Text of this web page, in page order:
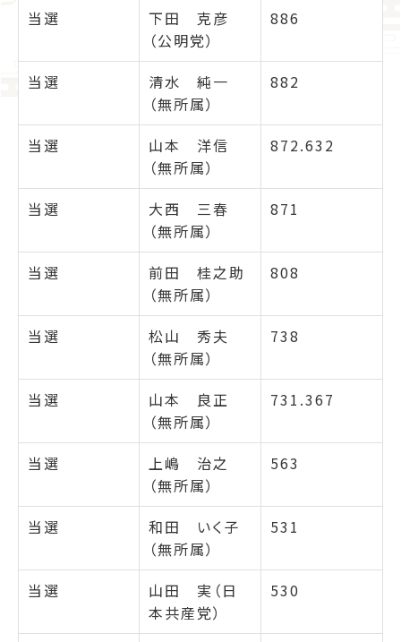
当選
下田 克彦
（公明党）
886
当選
清水 純一
（無所属）
882
当選
山本 洋信
（無所属）
872.632
当選
大西 三春
（無所属）
871
当選
前田 桂之助
（無所属）
808
当選
松山 秀夫
（無所属）
738
当選
山本 良正
（無所属）
731.367
当選
上嶋 治之
（無所属）
563
当選
和田 いく子
（無所属）
531
当選
山田 実（日
本共産党）
530